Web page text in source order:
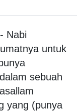
Nabi
untuk
sebuah
yang (punya